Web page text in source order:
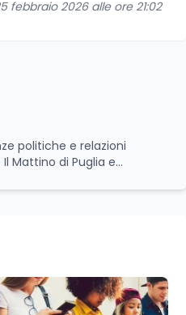
febbraio 2026 alle ore 21:02
politiche e relazioni
Mattino di Puglia e
iniziative e sui programmi
valorizzazione culturale e
al volume
fondazione di Alleanza